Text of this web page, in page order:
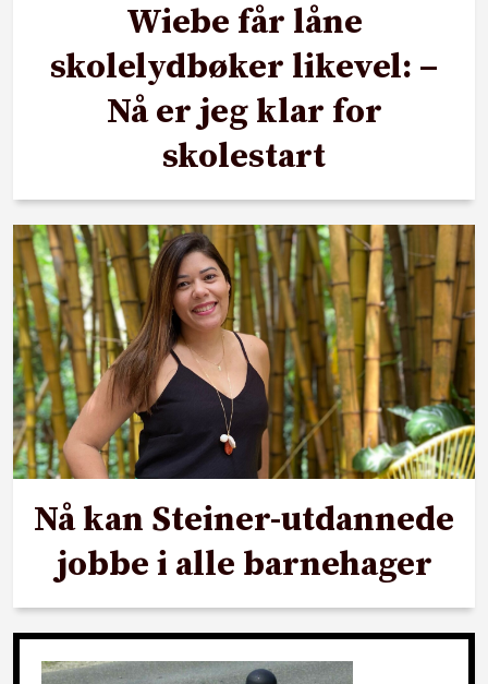
Wiebe får låne
skolelydbøker likevel: –
Nå er jeg klar for
skolestart
Nå kan Steiner-utdannede
jobbe i alle barnehager